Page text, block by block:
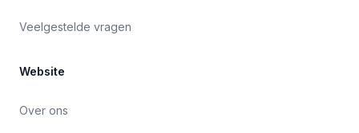
Veelgestelde vragen
Website
Over ons